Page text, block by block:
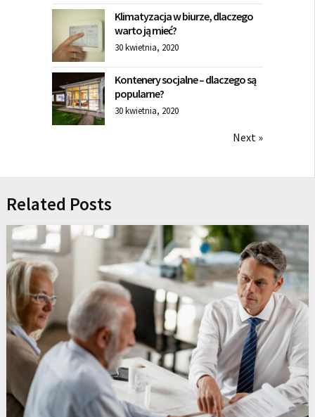
Klimatyzacja w biurze, dlaczego
warto ją mieć?
30 kwietnia, 2020
Kontenery socjalne – dlaczego są
popularne?
30 kwietnia, 2020
Next »
Related Posts